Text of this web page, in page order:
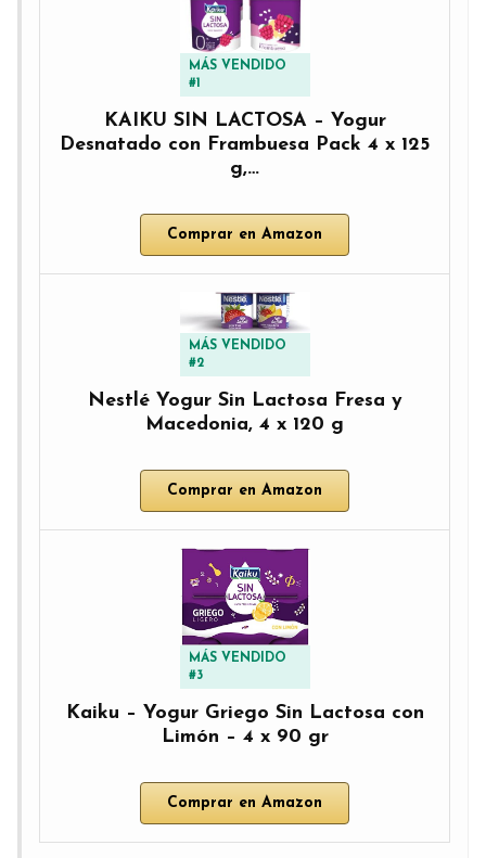
MÁS VENDIDO
#1
KAIKU SIN LACTOSA – Yogur
Desnatado con Frambuesa Pack 4 x 125
g,…
Comprar en Amazon
MÁS VENDIDO
#2
Nestlé Yogur Sin Lactosa Fresa y
Macedonia, 4 x 120 g
Comprar en Amazon
MÁS VENDIDO
#3
Kaiku – Yogur Griego Sin Lactosa con
Limón – 4 x 90 gr
Comprar en Amazon